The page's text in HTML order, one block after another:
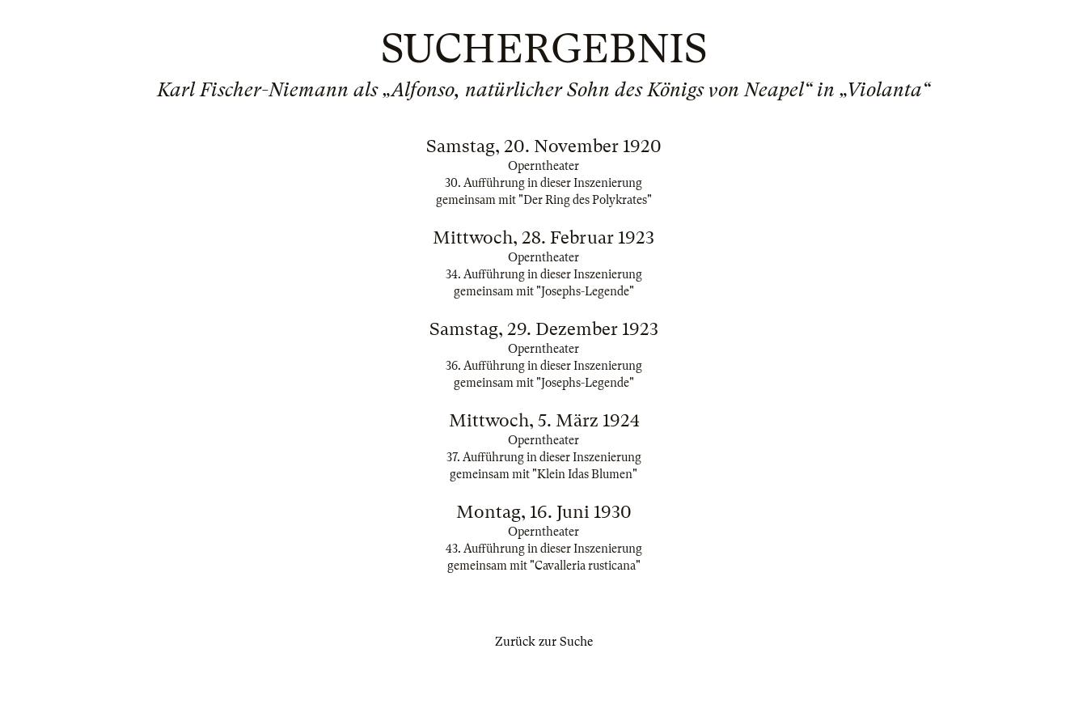
SUCHERGEBNIS
Karl Fischer-Niemann als „Alfonso, natürlicher Sohn des Königs von Neapel“ in „Violanta“
Samstag, 20. November 1920
Operntheater
30. Aufführung in dieser Inszenierung
gemeinsam mit "Der Ring des Polykrates"
Mittwoch, 28. Februar 1923
Operntheater
34. Aufführung in dieser Inszenierung
gemeinsam mit "Josephs-Legende"
Samstag, 29. Dezember 1923
Operntheater
36. Aufführung in dieser Inszenierung
gemeinsam mit "Josephs-Legende"
Mittwoch, 5. März 1924
Operntheater
37. Aufführung in dieser Inszenierung
gemeinsam mit "Klein Idas Blumen"
Montag, 16. Juni 1930
Operntheater
43. Aufführung in dieser Inszenierung
gemeinsam mit "Cavalleria rusticana"
Zurück zur Suche